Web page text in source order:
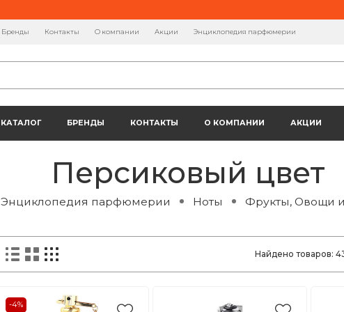
Бренды Контакты О компании Акции Энциклопедия парфюмерии
КАТАЛОГ БРЕНДЫ КОНТАКТЫ О КОМПАНИИ АКЦИИ
Персиковый цвет
Энциклопедия парфюмерии Ноты Фрукты, Овощи
Найдено товаров:
-4%